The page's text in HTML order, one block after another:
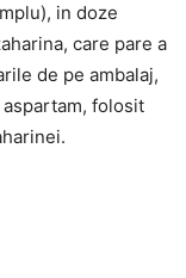
in doze
care pare a
de pe ambalaj,
folosit